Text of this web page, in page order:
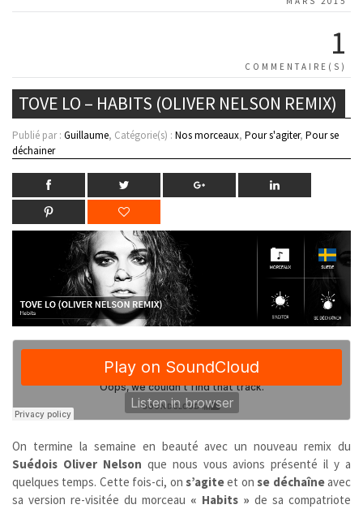
1
COMMENTAIRE(S)
TOVE LO – HABITS (OLIVER NELSON REMIX)
Publié par : Guillaume, Catégorie(s) : Nos morceaux, Pour s'agiter, Pour se
déchainer
On termine la semaine en beauté avec un nouveau remix du
Suédois Oliver Nelson que nous vous avions présenté il y a
quelques temps. Cette fois-ci, on s’agiteet onse déchaîneavec
sa version re-visitée du morceau « Habits » de sa compatriote